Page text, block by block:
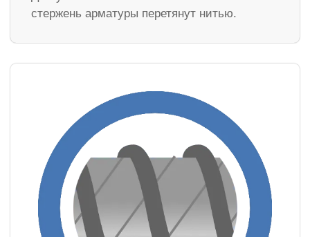
стержень арматуры перетянут нитью.